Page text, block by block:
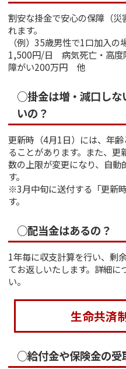
割安な掛金で安心の保障（
れます。
（例）35歳男性で1口加入
1,500円/日 病気死亡・高
障がい200万円 他
○掛金は増・減口し
いの？
更新時（4月1日）には、年
ることがあります。また、
数の上限が変更になり、自
す。
※3月中旬に送付する「更新
す。
○配当金はあるの？
1年毎に収支計算を行い、剰
てお返しいたします。詳細
い。
生命共済
○給付金や保険金の受